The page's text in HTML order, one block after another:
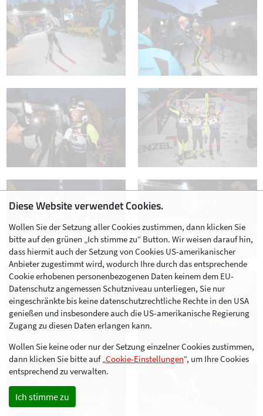
Diese Website verwendet Cookies.
Wollen Sie der Setzung aller Cookies zustimmen, dann klicken Sie
bitte auf den grünen „Ich stimme zu“ Button. Wir weisen darauf hin,
dass hiermit auch der Setzung von Cookies US-amerikanischer
Anbieter zugestimmt wird, wodurch Ihre durch das entsprechende
Cookie erhobenen personenbezogenen Daten keinem dem EU-
Datenschutz angemessen Schutzniveau unterliegen, Sie nur
eingeschränkte bis keine datenschutzrechtliche Rechte in den USA
genießen und insbesondere auch die US-amerikanische Regierung
Zugang zu diesen Daten erlangen kann.
Wollen Sie keine oder nur der Setzung einzelner Cookies zustimmen,
dann klicken Sie bitte auf „Cookie-Einstellungen“, um Ihre Cookies
entsprechend zu verwalten.
Ich stimme zu